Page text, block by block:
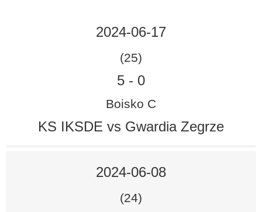
2024-06-17
(25)
5 - 0
Boisko C
KS IKSDE vs Gwardia Zegrze
2024-06-08
(24)